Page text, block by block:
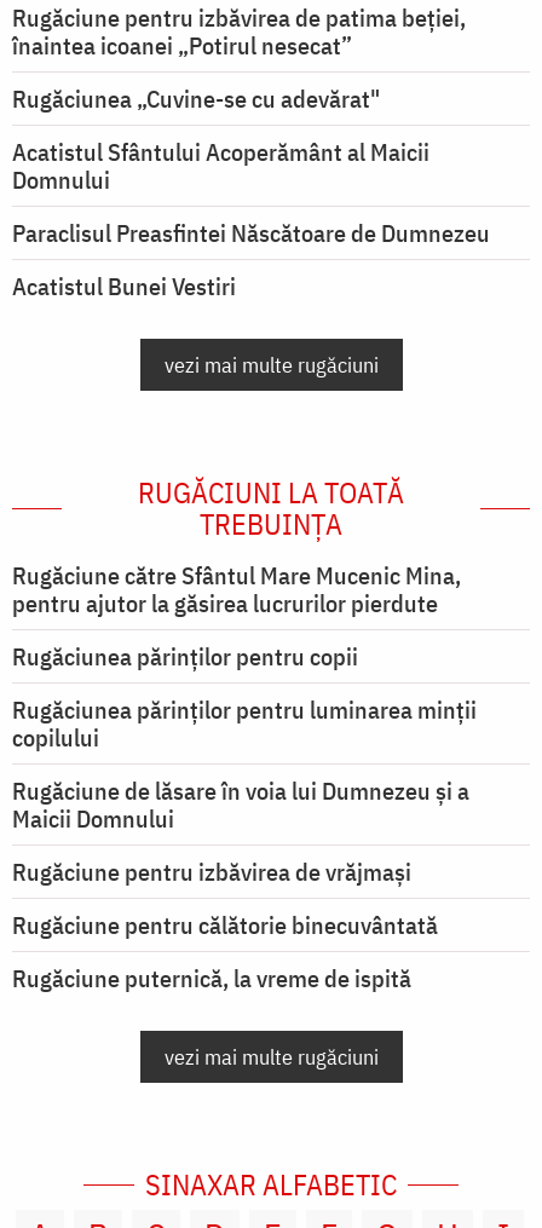
Rugăciune pentru izbăvirea de patima beției,
înaintea icoanei „Potirul nesecat”
Rugăciunea „Cuvine-se cu adevărat"
Acatistul Sfântului Acoperământ al Maicii
Domnului
Paraclisul Preasfintei Născătoare de Dumnezeu
Acatistul Bunei Vestiri
vezi mai multe rugăciuni
RUGĂCIUNI LA TOATĂ
TREBUINȚA
Rugăciune către Sfântul Mare Mucenic Mina,
pentru ajutor la găsirea lucrurilor pierdute
Rugăciunea părinților pentru copii
Rugăciunea părinților pentru luminarea minţii
copilului
Rugăciune de lăsare în voia lui Dumnezeu şi a
Maicii Domnului
Rugăciune pentru izbăvirea de vrăjmași
Rugăciune pentru călătorie binecuvântată
Rugăciune puternică, la vreme de ispită
vezi mai multe rugăciuni
SINAXAR ALFABETIC